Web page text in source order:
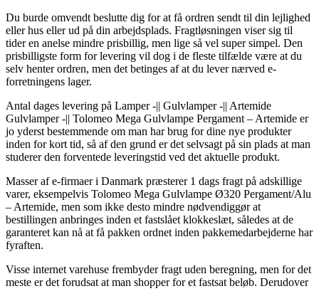
Du burde omvendt beslutte dig for at få ordren sendt til din lejlighed
eller hus eller ud på din arbejdsplads. Fragtløsningen viser sig til
tider en anelse mindre prisbillig, men lige så vel super simpel. Den
prisbilligste form for levering vil dog i de fleste tilfælde være at du
selv henter ordren, men det betinges af at du lever nærved e-
forretningens lager.
Antal dages levering på Lamper -|| Gulvlamper -|| Artemide
Gulvlamper -|| Tolomeo Mega Gulvlampe Pergament – Artemide er
jo yderst bestemmende om man har brug for dine nye produkter
inden for kort tid, så af den grund er det selvsagt på sin plads at man
studerer den forventede leveringstid ved det aktuelle produkt.
Masser af e-firmaer i Danmark præsterer 1 dags fragt på adskillige
varer, eksempelvis Tolomeo Mega Gulvlampe Ø320 Pergament/Alu
– Artemide, men som ikke desto mindre nødvendiggør at
bestillingen anbringes inden et fastslået klokkeslæt, således at de
garanteret kan nå at få pakken ordnet inden pakkemedarbejderne har
fyraften.
Visse internet varehuse frembyder fragt uden beregning, men for det
meste er det forudsat at man shopper for et fastsat beløb. Derudover